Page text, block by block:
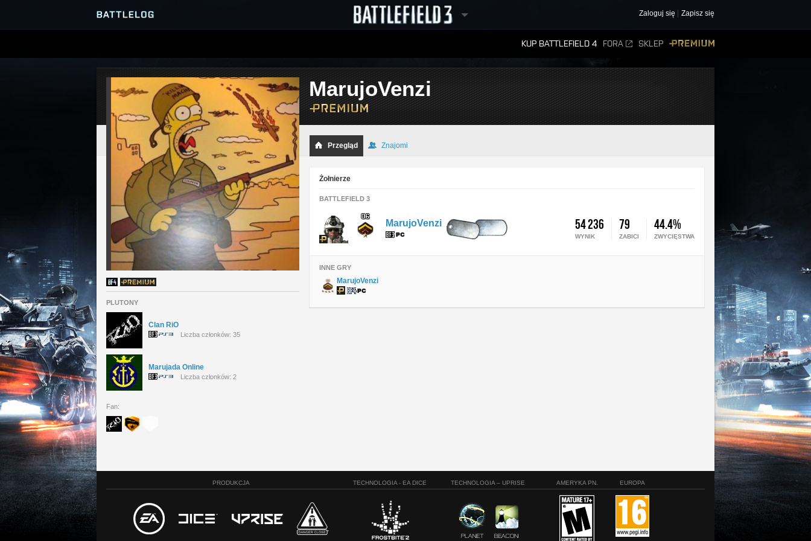
Zaloguj się Zapisz się
KUP BATTLEFIELD 4 FORA SKLEP
PRZEGLĄDARKA SERWERÓW
GRY
RANKINGI
PLUTONY
Clan RiO
Liczba członków: 35
Marujada Online
Liczba członków: 2
Fan:
MarujoVenzi
Przegląd Znajomi
Żołnierze
BATTLEFIELD 3
54 236 79 44.4%
WYNIK ZABICI ZWYCIĘSTWA
MarujoVenzi
INNE GRY
MarujoVenzi
PRODUKCJA TECHNOLOGIA - EA DICE TECHNOLOGIA – UPRISE AMERYKA PN. EUROPA